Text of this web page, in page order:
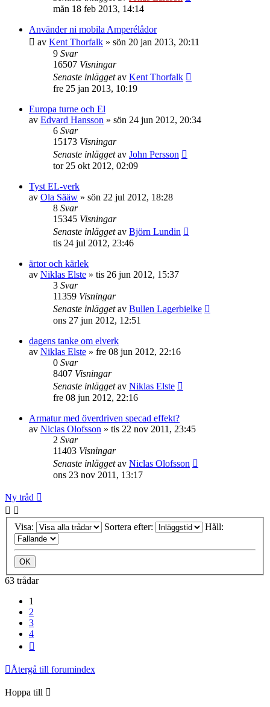
mån 18 feb 2013, 14:14
Använder ni mobila Amperélådor
av Kent Thorfalk » sön 20 jan 2013, 20:11
9 Svar
16507 Visningar
Senaste inläggetav Kent Thorfalk
fre 25 jan 2013, 10:19
Europa turne och El
av Edvard Hansson » sön 24 jun 2012, 20:34
6 Svar
15173 Visningar
Senaste inläggetav John Persson
tor 25 okt 2012, 02:09
Tyst EL-verk
av Ola Sääw » sön 22 jul 2012, 18:28
8 Svar
15345 Visningar
Senaste inläggetav Björn Lundin
tis 24 jul 2012, 23:46
ärtor och kärlek
av Niklas Elste » tis 26 jun 2012, 15:37
3 Svar
11359 Visningar
Senaste inläggetav Bullen Lagerbielke
ons 27 jun 2012, 12:51
dagens tanke om elverk
av Niklas Elste » fre 08 jun 2012, 22:16
0 Svar
8407 Visningar
Senaste inläggetav Niklas Elste
fre 08 jun 2012, 22:16
Armatur med överdriven specad effekt?
av Niclas Olofsson » tis 22 nov 2011, 23:45
2 Svar
11403 Visningar
Senaste inläggetav Niclas Olofsson
ons 23 nov 2011, 13:17
Ny tråd
Visa: Sortera efter: Håll:
63 trådar
1
2
3
4
Återgå till forumindex
Hoppa till